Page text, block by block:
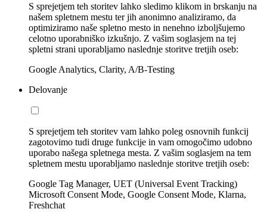
S sprejetjem teh storitev lahko sledimo klikom in brskanju na
našem spletnem mestu ter jih anonimno analiziramo, da
optimiziramo naše spletno mesto in nenehno izboljšujemo
celotno uporabniško izkušnjo. Z vašim soglasjem na tej
spletni strani uporabljamo naslednje storitve tretjih oseb:
Google Analytics, Clarity, A/B-Testing
Delovanje
S sprejetjem teh storitev vam lahko poleg osnovnih funkcij
zagotovimo tudi druge funkcije in vam omogočimo udobno
uporabo našega spletnega mesta. Z vašim soglasjem na tem
spletnem mestu uporabljamo naslednje storitve tretjih oseb:
Google Tag Manager, UET (Universal Event Tracking)
Microsoft Consent Mode, Google Consent Mode, Klarna,
Freshchat